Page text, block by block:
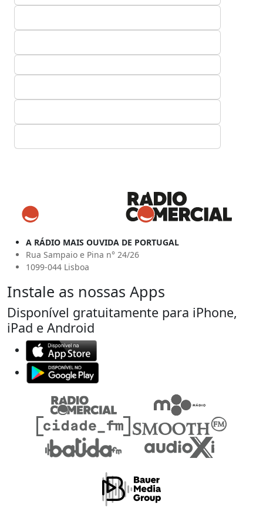
A RÁDIO MAIS OUVIDA DE PORTUGAL
Rua Sampaio e Pina n° 24/26
1099-044 Lisboa
Instale as nossas Apps
Disponível gratuitamente para iPhone,
iPad e Android